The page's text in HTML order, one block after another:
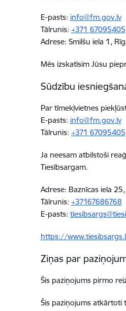
E-pasts: info@fm.gov.lv
Tālrunis: +371 67095405
Adrese: Smilšu iela 1,
Mēs izskatīsim Jūsu
Sūdzību
Par tīmekļvietnes
E-pasts: info@fm.gov.lv
Tālrunis: +371 67095405
Ja neesam atbilstoši
Tiesībsargam.
Adrese: Baznīcas iela
Tālrunis: +37167686768
E-pasts:
https://
Ziņas par
Šis paziņojums pirmo
Šis paziņojums atkārtoti